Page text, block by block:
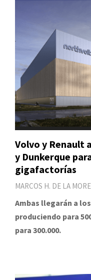
Volvo y Renault
y Dunkerque
gigafactorías
MARCOS H. DE LA
Ambas llegarán a
produciendo para
para 300.000.